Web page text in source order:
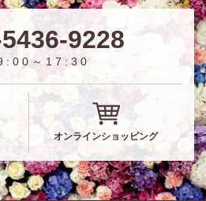
9228
～17:30
オンラインショッピング